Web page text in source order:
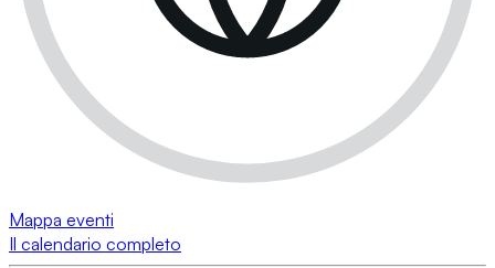
Mappa eventi
Il calendario completo